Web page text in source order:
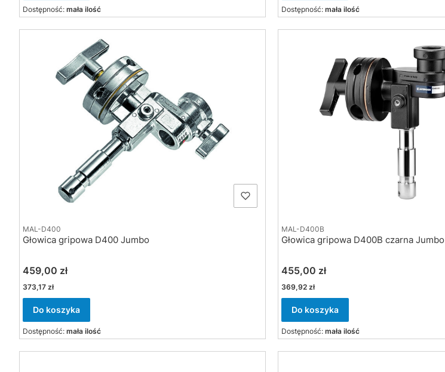
Dostępność: mała ilość Dostępność:mała ilość
MAL-D400
Głowica gripowa D400 Jumbo
Cena
459,00 zł
Cena
373,17 zł
Do koszyka
Dostępność: mała ilość
MAL-D400B
Głowica gripowa D400B czarna Jumbo
Cena
455,00 zł
Cena
369,92 zł
Do koszyka
Dostępność:mała ilość